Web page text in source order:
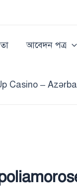
আবেদন পত্র
Casino –